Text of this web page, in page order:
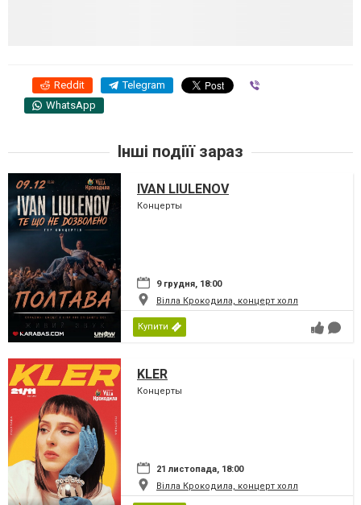
Reddit Telegram
WhatsApp
Інші подіїї зараз
IVAN LIULENOV
Концерты
9 грудня, 18:00
Вілла Крокодила, концерт холл
Купити
KLER
Концерты
21 листопада, 18:00
Вілла Крокодила, концерт холл